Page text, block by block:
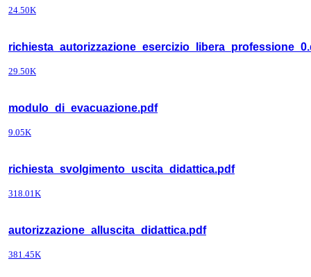
24.50K
29.50K
modulo_di_evacuazione.pdf
9.05K
richiesta_svolgimento_uscita_didattica.pdf
318.01K
autorizzazione_alluscita_didattica.pdf
381.45K